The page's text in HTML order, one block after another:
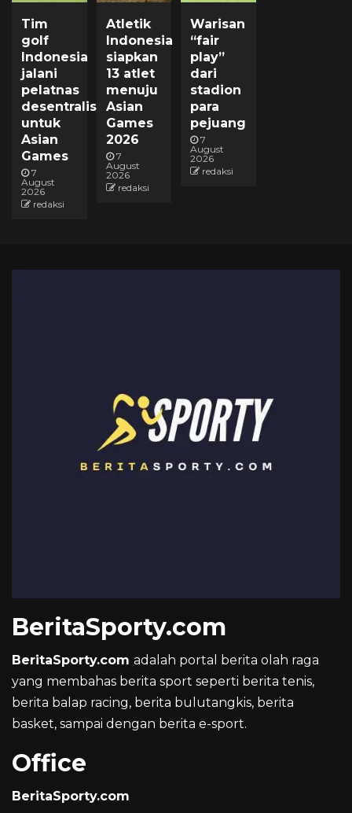
Tim
golf
Indonesia
jalani
pelatnas
desentralisasi
untuk
Asian
Games
7
August
2026
redaksi
Atletik
Indonesia
siapkan
13 atlet
menuju
Asian
Games
2026
7
August
2026
redaksi
Warisan
“fair
play”
dari
stadion
para
pejuang
7
August
2026
redaksi
BeritaSporty.com
BeritaSporty.com adalah portal berita olah raga
yang membahas berita sport seperti berita tenis,
berita balap racing, berita bulutangkis, berita
basket, sampai dengan berita e-sport.
Office
BeritaSporty.com